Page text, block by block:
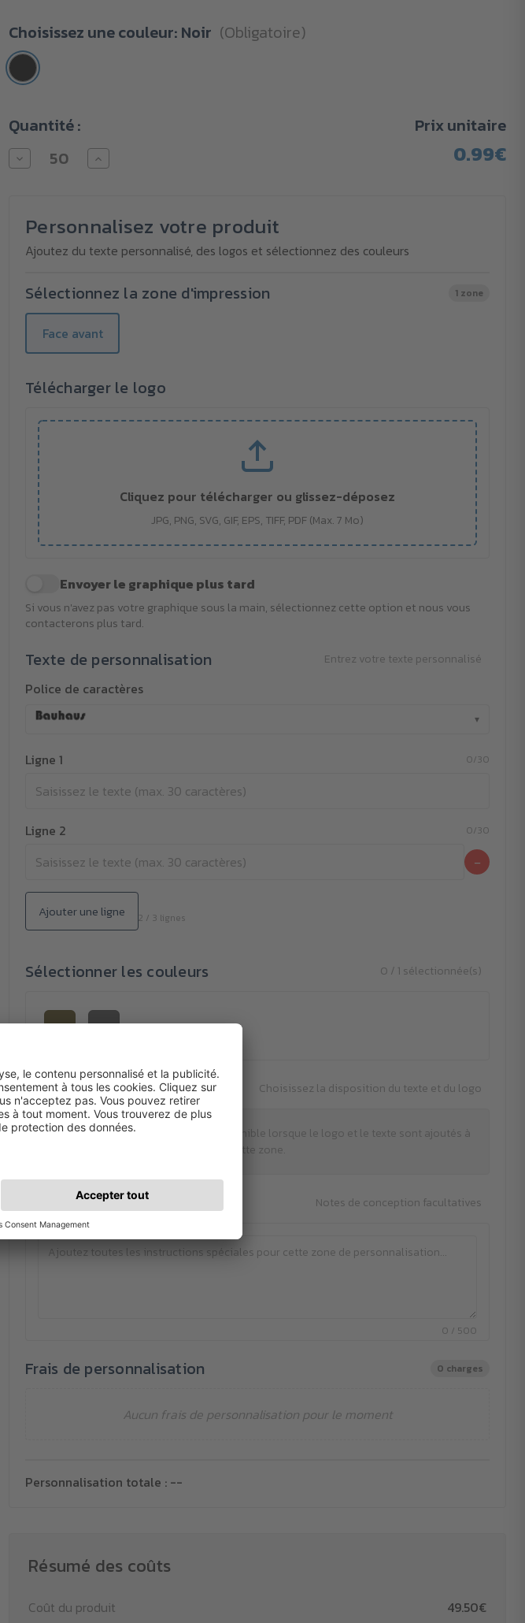
Quantité
minimale
d'achat :
50
Choisissez une couleur: Noir (Obligatoire)
Stock
actuel :
Quantité :
Diminuer
la
coffret
cadeau
pour
sets
Augmenter
la
coffret
cadeau
pour
sets
Prix unitaire
0.99€
Personnalisez votre produit
Ajoutez du texte personnalisé, des logos et sélectionnez des couleurs
Sélectionnez la zone d'impression 1 zone
Face avant
Télécharger le logo
Cliquez pour télécharger ou glissez-déposez
JPG, PNG, SVG, GIF, EPS, TIFF, PDF (Max. 7 Mo)
Envoyer le graphique plus tard
Si vous n'avez pas votre graphique sous la main, sélectionnez cette option et nous vous
contacterons plus tard.
Texte de personnalisation Entrez votre texte personnalisé
Police de caractères
▾
Ligne 1 0/30
Ligne 2 0/30
−
Ajouter une ligne 2 / 3 lignes
Sélectionner les couleurs 0 / 1 sélectionnée(s)
Disposition Choisissez la disposition du texte et du logo
La sélection de la disposition est disponible lorsque le logo et le texte sont ajoutés à
cette zone.
Instructions spéciales Notes de conception facultatives
0 / 500
Frais de personnalisation 0 charges
Aucun frais de personnalisation pour le moment
Personnalisation totale : --
Résumé des coûts
Coût du produit 49.50€